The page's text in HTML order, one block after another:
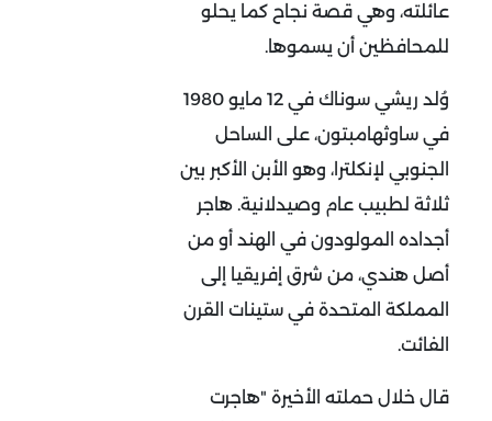
عائلته، وهي قصة نجاح كما يحلو
للمحافظين أن يسموها.
وُلد ريشي سوناك في 12 مايو 1980
في ساوثهامبتون، على الساحل
الجنوبي لإنكلترا، وهو الأبن الأكبر بين
ثلاثة لطبيب عام وصيدلانية. هاجر
أجداده المولودون في الهند أو من
أصل هندي، من شرق إفريقيا إلى
المملكة المتحدة في ستينات القرن
الفائت.
قال خلال حملته الأخيرة "هاجرت